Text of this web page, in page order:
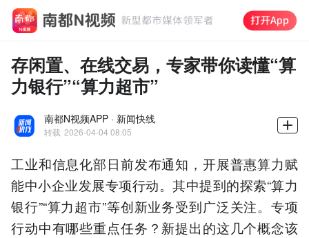
存闲置、在线交易，专家带你读懂“算
力银行”“算力超市”
南都N视频APP · 新闻快线
转载 2026-04-04 08:05
工业和信息化部日前发布通知，开展普惠算力赋
能中小企业发展专项行动。其中提到的探索“算力
银行”“算力超市”等创新业务受到广泛关注。专项
行动中有哪些重点任务？新提出的这几个概念该